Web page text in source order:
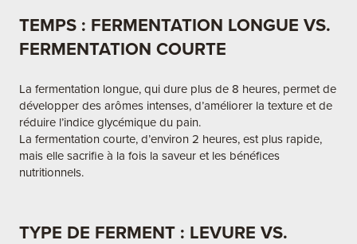
TEMPS : FERMENTATION LONGUE VS.
FERMENTATION COURTE
La fermentation longue, qui dure plus de 8 heures, permet de
développer des arômes intenses, d’améliorer la texture et de
réduire l’indice glycémique du pain.
La fermentation courte, d’environ 2 heures, est plus rapide,
mais elle sacrifie à la fois la saveur et les bénéfices
nutritionnels.
TYPE DE FERMENT : LEVURE VS.